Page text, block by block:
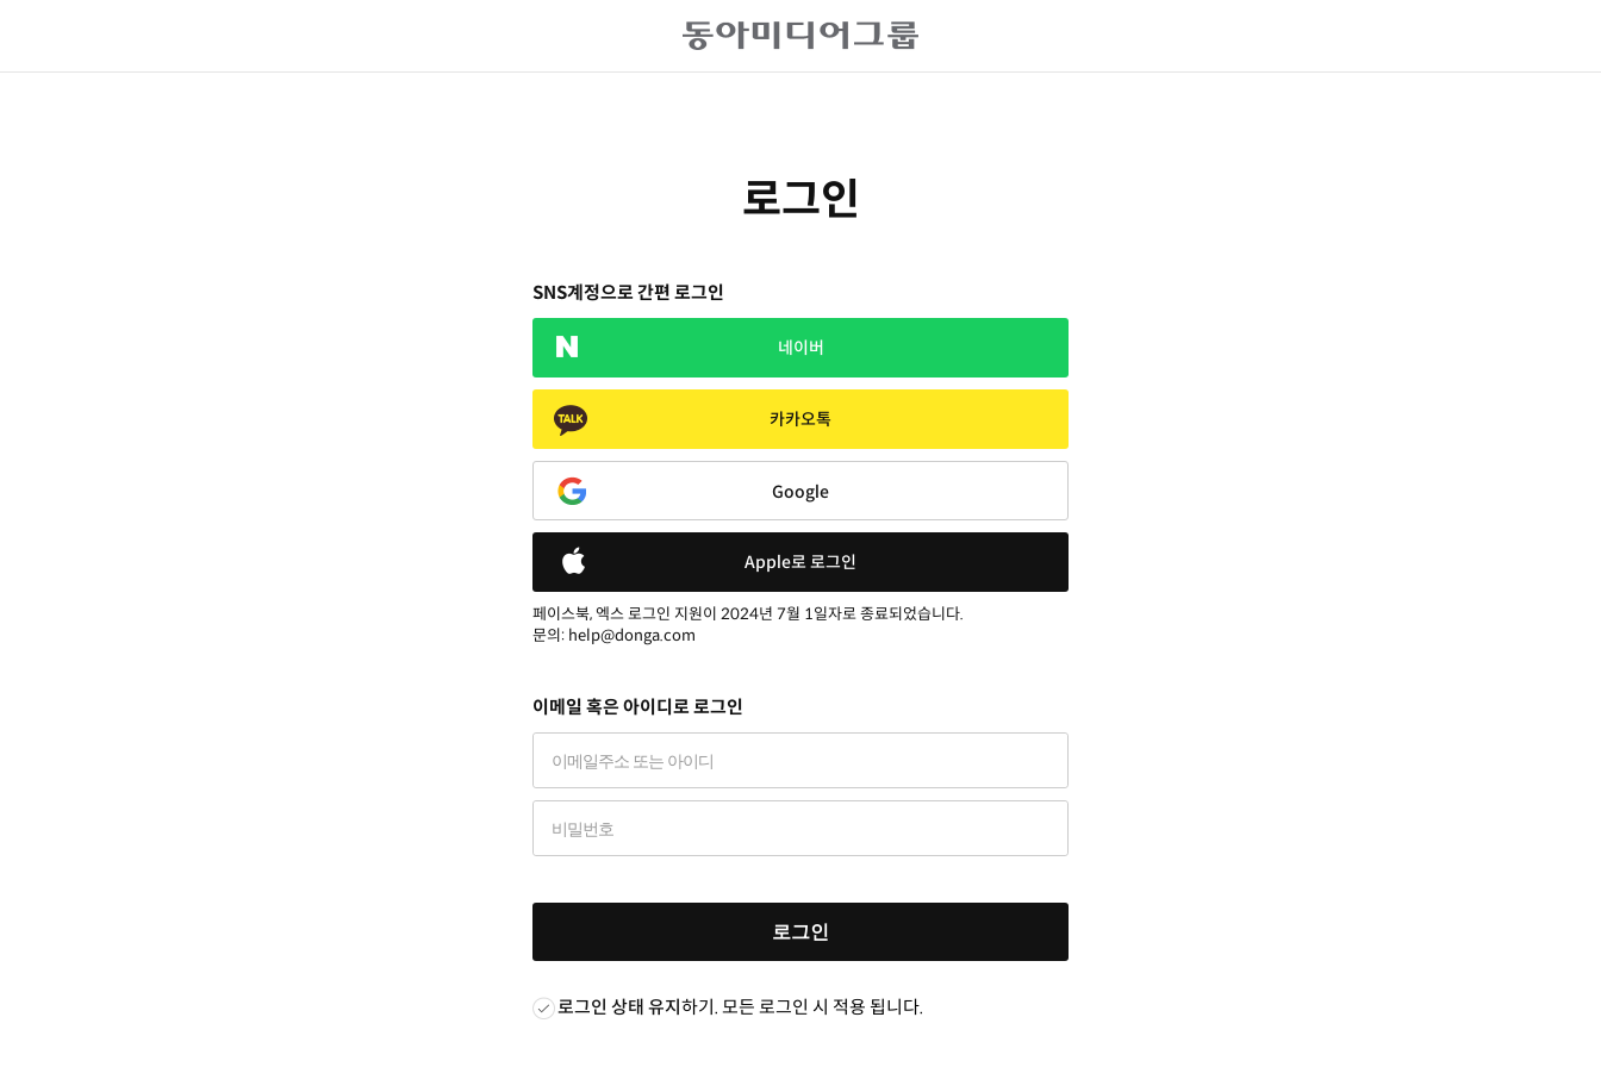
로그인
SNS계정으로 간편 로그인
네이버
카카오톡
Google
Apple로 로그인
페이스북, 엑스 로그인 지원이 2024년 7월 1일자로 종료되었습니다.
문의: help@donga.com
이메일 혹은 아이디로 로그인
로그인
로그인 상태 유지하기. 모든 로그인 시 적용 됩니다.